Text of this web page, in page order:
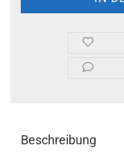
Beschreibung